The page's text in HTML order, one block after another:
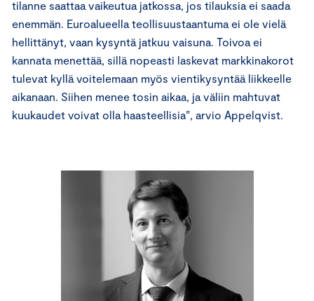
tilanne saattaa vaikeutua jatkossa, jos tilauksia ei saada
enemmän. Euroalueella teollisuustaantuma ei ole vielä
hellittänyt, vaan kysyntä jatkuu vaisuna. Toivoa ei
kannata menettää, sillä nopeasti laskevat markkinakorot
tulevat kyllä voitelemaan myös vientikysyntää liikkeelle
aikanaan. Siihen menee tosin aikaa, ja väliin mahtuvat
kuukaudet voivat olla haasteellisia”, arvio Appelqvist.